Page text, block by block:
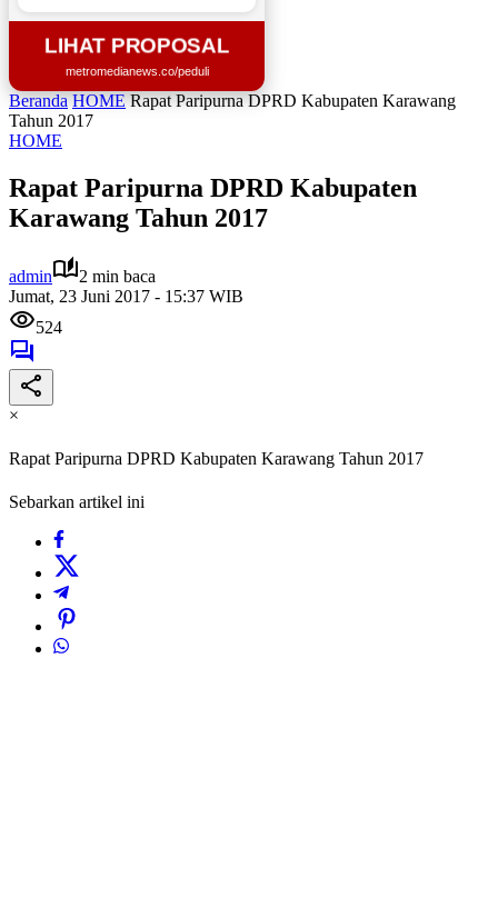
LIHAT PROPOSAL
metromedianews.co/peduli
Beranda HOME Rapat Paripurna DPRD Kabupaten Karawang
Tahun 2017
HOME
Rapat Paripurna DPRD Kabupaten
Karawang Tahun 2017
admin
2 min baca
Jumat, 23 Juni 2017 - 15:37 WIB
524
×
Rapat Paripurna DPRD Kabupaten Karawang Tahun 2017
Sebarkan artikel ini